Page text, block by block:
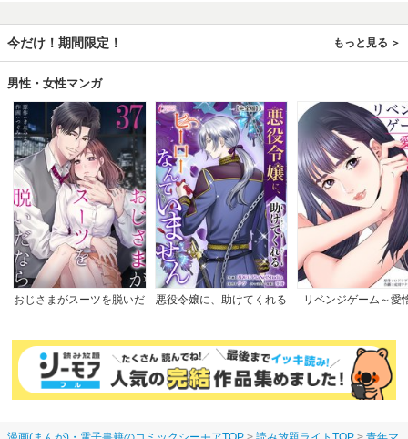
今だけ！期間限定！ もっと見る
男性・女性マンガ
おじさまがスーツを脱いだ
悪役令嬢に、助けてくれる
リベンジゲーム～愛